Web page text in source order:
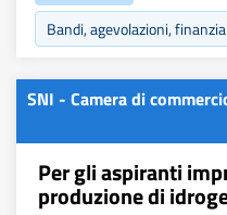
Bandi, agevolazioni,
SNI - Camera di
Per gli aspiranti
produzione di